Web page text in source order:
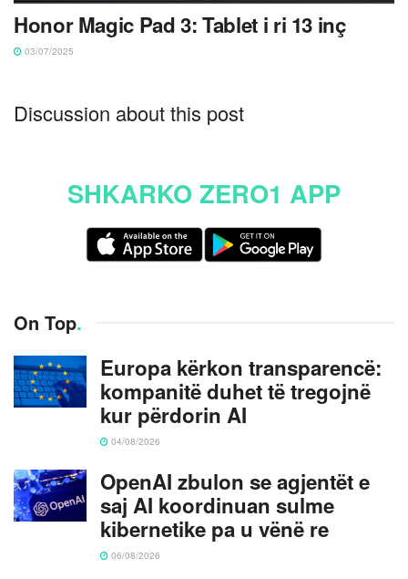
Honor Magic Pad 3: Tablet i ri 13 inç
03/07/2025
Discussion about this post
SHKARKO ZERO1 APP
On Top.
Europa kërkon transparencë:
kompanitë duhet të tregojnë
kur përdorin AI
04/08/2026
OpenAI zbulon se agjentët e
saj AI koordinuan sulme
kibernetike pa u vënë re
06/08/2026